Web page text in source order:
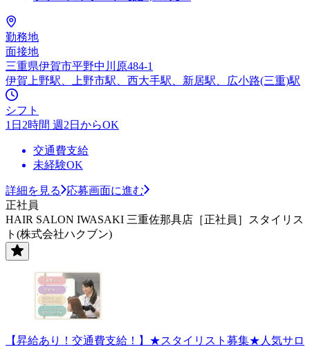
勤務地
面接地
三重県伊賀市平野中川原484-1
伊賀上野駅、上野市駅、西大手駅、新居駅、広小路(三重)駅
シフト
1日2時間 週2日からOK
交通費支給
未経験OK
詳細を見る
応募画面に進む
正社員
HAIR SALON IWASAKI 三重佐那具店［正社員］スタイリス
ト(株式会社ハクブン)
【昇給あり！交通費支給！】★スタイリスト募集★人気サロ